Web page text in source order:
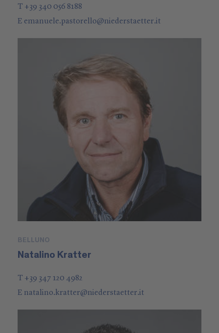
T +39 340 056 8188
E emanuele.pastorello@niederstaetter.it
BELLUNO
Natalino Kratter
T +39 347 120 4982
E natalino.kratter@niederstaetter.it